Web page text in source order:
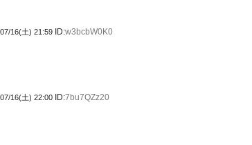
16(土) 21:59 ID:w3bcbW0K0
16(土) 22:00 ID:7bu7QZz20